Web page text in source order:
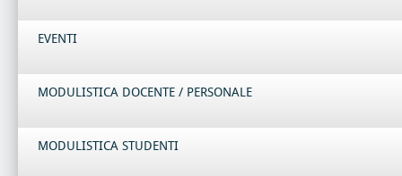
EVENTI
MODULISTICA DOCENTE / PERSONALE
MODULISTICA STUDENTI